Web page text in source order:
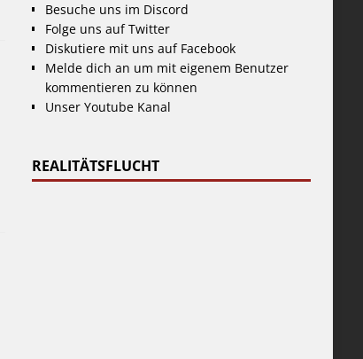
Besuche uns im Discord
Folge uns auf Twitter
Diskutiere mit uns auf Facebook
Melde dich an um mit eigenem Benutzer
kommentieren zu können
Unser Youtube Kanal
REALITÄTSFLUCHT